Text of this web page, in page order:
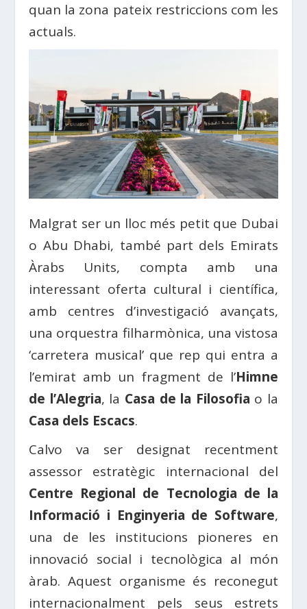
quan la zona pateix restriccions com les
actuals.
Malgrat ser un lloc més petit que Dubai
o Abu Dhabi, també part dels Emirats
Àrabs Units, compta amb una
interessant oferta cultural i científica,
amb centres d’investigació avançats,
una orquestra filharmònica, una vistosa
‘carretera musical’ que rep qui entra a
l’emirat amb un fragment de l’Himne
de l’Alegria, la Casa de la Filosofia o la
Casa dels Escacs.
Calvo va ser designat recentment
assessor estratègic internacional del
Centre Regional de Tecnologia de la
Informació i Enginyeria de Software,
una de les institucions pioneres en
innovació social i tecnològica al món
àrab. Aquest organisme és reconegut
internacionalment pels seus estrets